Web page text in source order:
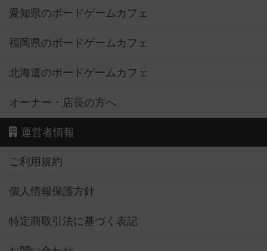
愛知県のボードゲームカフェ
福岡県のボードゲームカフェ
北海道のボードゲームカフェ
オーナー・店長の方へ
運営者情報
ご利用規約
個人情報保護方針
特定商取引法に基づく表記